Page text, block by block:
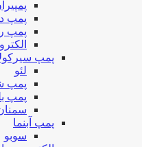
پمپ
پمپ
پمپ
لئو
پمپ
پمپ
پمپ آبنما
سوبو